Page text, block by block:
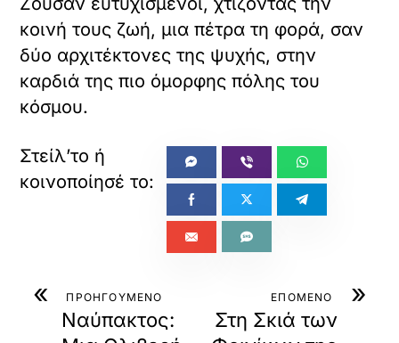
κοινή τους ζωή, μια πέτρα τη φορά, σαν
δύο αρχιτέκτονες της ψυχής, στην
καρδιά της πιο όμορφης πόλης του
κόσμου.
« ΠΡΟΗΓΟΥΜΕΝΟ
Ναύπακτος:
»
ΕΠΟΜΕΝΟ
Στη Σκιά των